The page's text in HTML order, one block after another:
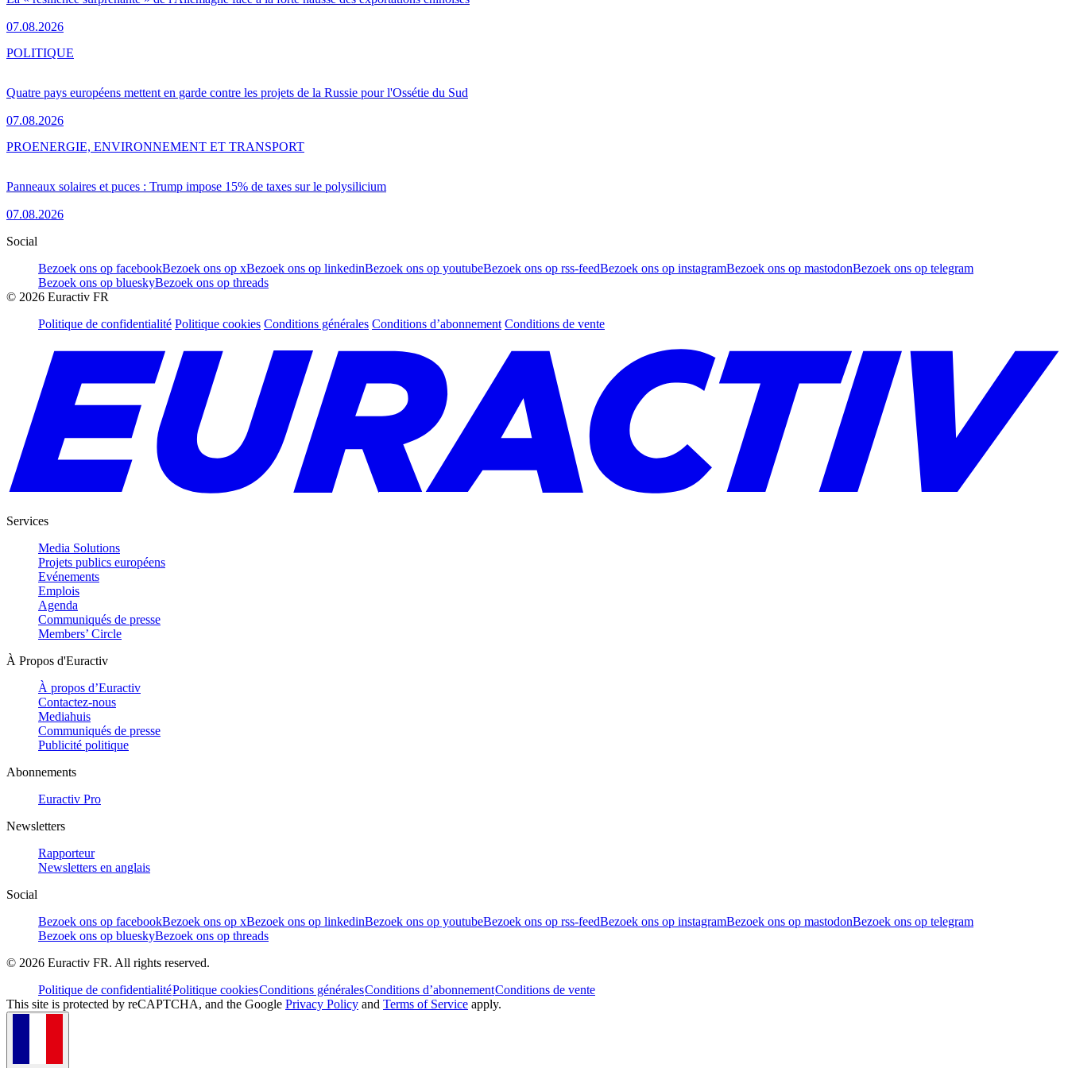
07.08.2026
Quatre pays européens mettent en garde contre les projets de la Russie pour l'Ossétie du Sud
07.08.2026
POLITIQUE
Panneaux solaires et puces : Trump impose 15% de taxes sur le polysilicium
07.08.2026
PROENERGIE, ENVIRONNEMENT ET TRANSPORT
Social
Bezoek ons op facebookBezoek ons op xBezoek ons op linkedinBezoek ons op youtubeBezoek ons op rss-feedBezoek ons op instagramBezoek ons op mastodonBezoek ons op telegram
Bezoek ons op blueskyBezoek ons op threads
© 2026 Euractiv FR
Politique de confidentialité Politique cookies Conditions générales Conditions d’abonnement Conditions de vente
Services
Media Solutions
Projets publics européens
Evénements
Emplois
Agenda
Communiqués de presse
Members’ Circle
À Propos d'Euractiv
À propos d’Euractiv
Contactez-nous
Mediahuis
Communiqués de presse
Publicité politique
Abonnements
Euractiv Pro
Newsletters
Rapporteur
Newsletters en anglais
Social
Bezoek ons op facebookBezoek ons op xBezoek ons op linkedinBezoek ons op youtubeBezoek ons op rss-feedBezoek ons op instagramBezoek ons op mastodonBezoek ons op telegram
Bezoek ons op blueskyBezoek ons op threads
© 2026 Euractiv FR. All rights reserved.
Politique de confidentialitéPolitique cookiesConditions généralesConditions d’abonnementConditions de vente
This site is protected by reCAPTCHA, and the Google Privacy Policy and Terms of Service apply.